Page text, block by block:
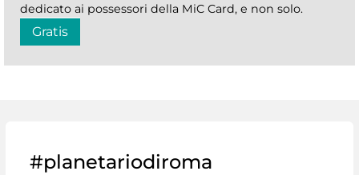
dedicato ai possessori della MiC Card, e non solo.
Gratis
#planetariodiroma